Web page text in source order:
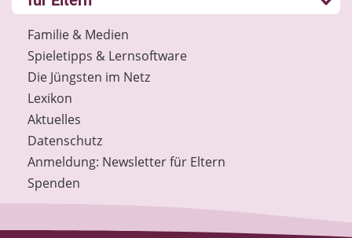
Barrierefreiheit
Länderprojekte
Mitreden und Mitmachen
Lexikon
Datenschutz
Newsletter
Unterrichts­materialien
Internet-ABC-Schule
Praxishilfen
Aktuelles
Materialbestellung
Lexikon
Datenschutz
Newsletter
Spenden
Familie & Medien
Spieletipps & Lernsoftware
Die Jüngsten im Netz
Lexikon
Aktuelles
Datenschutz
Anmeldung: Newsletter für Eltern
Spenden